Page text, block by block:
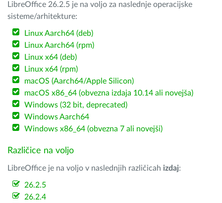
LibreOffice 26.2.5 je na voljo za naslednje operacijske
sisteme/arhitekture:
Linux Aarch64 (deb)
Linux Aarch64 (rpm)
Linux x64 (deb)
Linux x64 (rpm)
macOS (Aarch64/Apple Silicon)
macOS x86_64 (obvezna izdaja 10.14 ali novejša)
Windows (32 bit, deprecated)
Windows Aarch64
Windows x86_64 (obvezna 7 ali novejši)
Različice na voljo
LibreOffice je na voljo v naslednjih različicah izdaj:
26.2.5
26.2.4